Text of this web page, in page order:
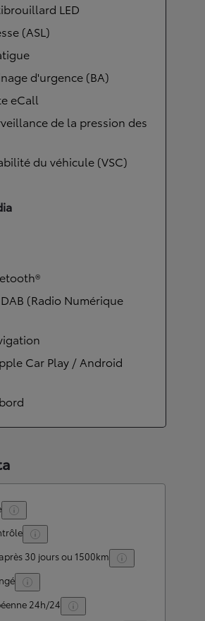
LED
(ASL)
d'urgence (BA)
eCall
de la pression des
du véhicule (VSC)
(Radio Numérique
Car Play / Android
30 jours ou 1500km
24h/24